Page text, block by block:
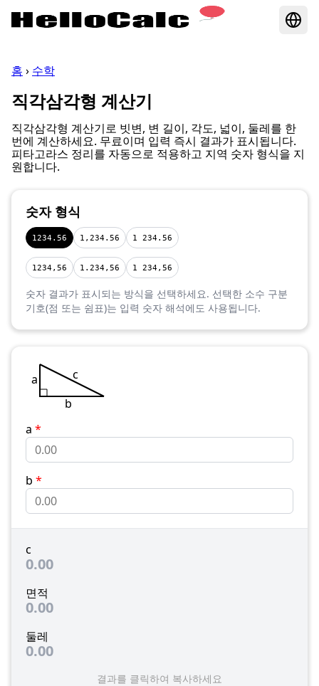
홈 › 수학
직각삼각형 계산기
직각삼각형 계산기로 빗변, 변 길이, 각도, 넓이, 둘레를 한
번에 계산하세요. 무료이며 입력 즉시 결과가 표시됩니다.
피타고라스 정리를 자동으로 적용하고 지역 숫자 형식을 지
원합니다.
숫자 형식
1234.56 1,234.56 1 234.56
1234,56 1.234,56 1 234,56
숫자 결과가 표시되는 방식을 선택하세요. 선택한 소수 구분
기호(점 또는 쉼표)는 입력 숫자 해석에도 사용됩니다.
a
b
c
a *
b *
c
0.00
면적
0.00
둘레
0.00
결과를 클릭하여 복사하세요